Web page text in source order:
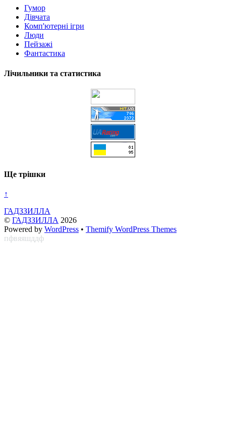
Гумор
Дівчата
Комп'ютерні ігри
Люди
Пейзажі
Фантастика
Лічильники та статистика
Ще трішки
↑
ГАДЗЗИЛЛА
© ГАДЗЗИЛЛА 2026
Powered by WordPress • Themify WordPress Themes
пфвяяшддф